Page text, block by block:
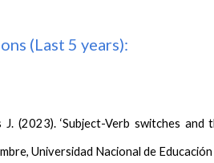
(Last 5 years):
(2023). ‘Subject-Verb switches and
Universidad Nacional de